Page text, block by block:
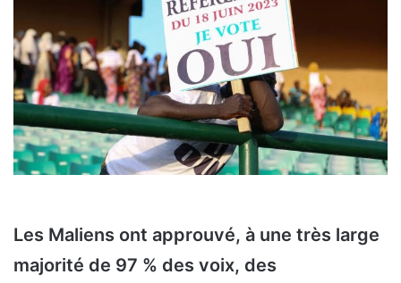
Les Maliens ont approuvé, à une très large
majorité de 97 % des voix, des